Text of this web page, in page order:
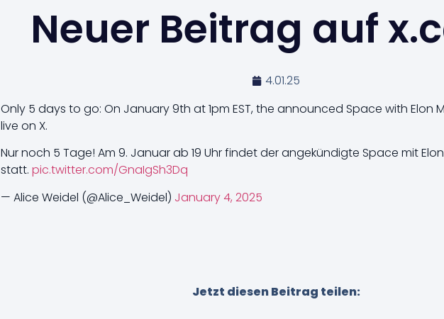
Neuer Beitrag auf
4.01.25
Only 5 days to go: On January 9th at 1pm EST, the announced Space with Elon
live on X.
Nur noch 5 Tage! Am 9. Januar ab 19 Uhr findet der angekündigte Space mit
statt. pic.twitter.com/GnaIgSh3Dq
— Alice Weidel (@Alice_Weidel) January 4, 2025
Jetzt diesen Beitrag teilen: